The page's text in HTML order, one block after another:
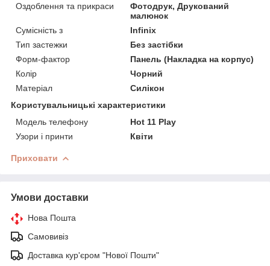
Оздоблення та прикраси
Фотодрук, Друкований
малюнок
Сумісність з
Infinix
Тип застежки
Без застібки
Форм-фактор
Панель (Накладка на корпус)
Колір
Чорний
Матеріал
Силікон
Користувальницькі характеристики
Модель телефону
Hot 11 Play
Узори і принти
Квіти
Приховати
Умови доставки
Нова Пошта
Самовивіз
Доставка кур'єром "Нової Пошти"